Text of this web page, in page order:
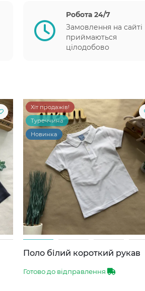
Робота 24/7
Замовлення на сайті
приймаються
цілодобово
Хіт продажів!
Туреччина
Новинка
Поло білий короткий рукав
Готово до відправлення